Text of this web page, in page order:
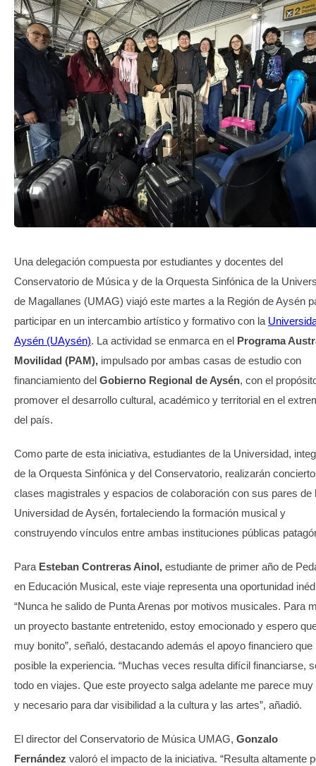
VIDEOS
GALERIA DE FOTOS
APP MÓVIL
TRANSPARENCIA
Una delegación compuesta por estudiantes y docentes del
Conservatorio de Música y de la Orquesta Sinfónica de la
de Magallanes (UMAG) viajó este martes a la Región de Aysén
participar en un intercambio artístico y formativo con la
Aysén (UAysén). La actividad se enmarca en el Programa
Movilidad (PAM), impulsado por ambas casas de estudio con
financiamiento del Gobierno Regional de Aysén, con el
promover el desarrollo cultural, académico y territorial en el
del país.
Como parte de esta iniciativa, estudiantes de la Universidad,
de la Orquesta Sinfónica y del Conservatorio, realizarán
clases magistrales y espacios de colaboración con sus pares de
Universidad de Aysén, fortaleciendo la formación musical y
construyendo vínculos entre ambas instituciones públicas
Para Esteban Contreras Ainol, estudiante de primer año de
en Educación Musical, este viaje representa una oportunidad
“Nunca he salido de Punta Arenas por motivos musicales. Para
un proyecto bastante entretenido, estoy emocionado y espero
muy bonito”, señaló, destacando además el apoyo financiero que
posible la experiencia. “Muchas veces resulta difícil financiarse,
todo en viajes. Que este proyecto salga adelante me parece muy
y necesario para dar visibilidad a la cultura y las artes”, añadió.
El director del Conservatorio de Música UMAG, Gonzalo
Fernández valoró el impacto de la iniciativa. “Resulta altamente